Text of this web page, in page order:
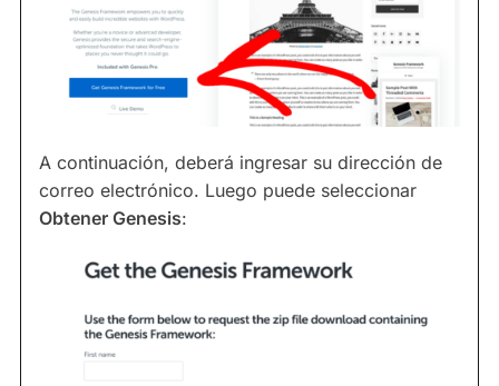
A continuación, deberá ingresar su dirección de
correo electrónico. Luego puede seleccionar
Obtener Genesis: